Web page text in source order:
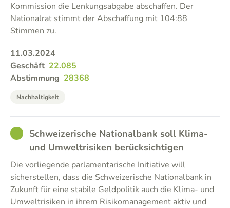
Kommission die Lenkungsabgabe abschaffen. Der
Nationalrat stimmt der Abschaffung mit 104:88
Stimmen zu.
11.03.2024
Geschäft 22.085
Abstimmung 28368
Nachhaltigkeit
GOODSchweizerische Nationalbank soll Klima-
und Umweltrisiken berücksichtigen
Die vorliegende parlamentarische Initiative will
sicherstellen, dass die Schweizerische Nationalbank in
Zukunft für eine stabile Geldpolitik auch die Klima- und
Umweltrisiken in ihrem Risikomanagement aktiv und